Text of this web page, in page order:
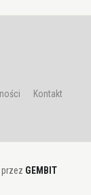
Kontakt
GEMBIT